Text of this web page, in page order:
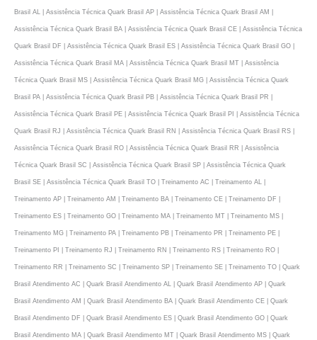
Brasil AL | Assistência Técnica Quark Brasil AP | Assistência Técnica Quark Brasil AM |
Assistência Técnica Quark Brasil BA | Assistência Técnica Quark Brasil CE | Assistência Técnica
Quark Brasil DF | Assistência Técnica Quark Brasil ES | Assistência Técnica Quark Brasil GO |
Assistência Técnica Quark Brasil MA | Assistência Técnica Quark Brasil MT | Assistência
Técnica Quark Brasil MS | Assistência Técnica Quark Brasil MG | Assistência Técnica Quark
Brasil PA | Assistência Técnica Quark Brasil PB | Assistência Técnica Quark Brasil PR |
Assistência Técnica Quark Brasil PE | Assistência Técnica Quark Brasil PI | Assistência Técnica
Quark Brasil RJ | Assistência Técnica Quark Brasil RN | Assistência Técnica Quark Brasil RS |
Assistência Técnica Quark Brasil RO | Assistência Técnica Quark Brasil RR | Assistência
Técnica Quark Brasil SC | Assistência Técnica Quark Brasil SP | Assistência Técnica Quark
Brasil SE | Assistência Técnica Quark Brasil TO | Treinamento AC | Treinamento AL |
Treinamento AP | Treinamento AM | Treinamento BA | Treinamento CE | Treinamento DF |
Treinamento ES | Treinamento GO | Treinamento MA | Treinamento MT | Treinamento MS |
Treinamento MG | Treinamento PA | Treinamento PB | Treinamento PR | Treinamento PE |
Treinamento PI | Treinamento RJ | Treinamento RN | Treinamento RS | Treinamento RO |
Treinamento RR | Treinamento SC | Treinamento SP | Treinamento SE | Treinamento TO | Quark
Brasil Atendimento AC | Quark Brasil Atendimento AL | Quark Brasil Atendimento AP | Quark
Brasil Atendimento AM | Quark Brasil Atendimento BA | Quark Brasil Atendimento CE | Quark
Brasil Atendimento DF | Quark Brasil Atendimento ES | Quark Brasil Atendimento GO | Quark
Brasil Atendimento MA | Quark Brasil Atendimento MT | Quark Brasil Atendimento MS | Quark